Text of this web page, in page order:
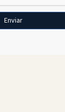
Enviar